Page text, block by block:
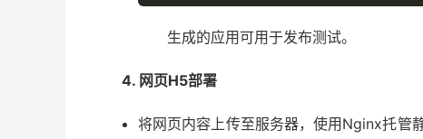
生成的应用可用于发布测试。
4. 网页H5部署
将网页内容上传至服务器，使用Nginx托管